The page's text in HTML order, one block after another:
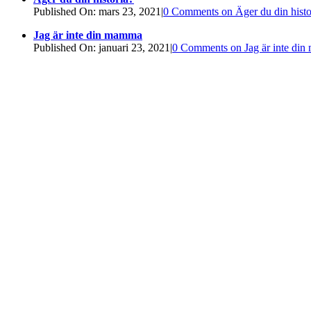
Published On: mars 23, 2021 |0 Comments on Äger du din
Jag är inte din mamma
Published On: januari 23, 2021 |0 Comments on Jag är inte din